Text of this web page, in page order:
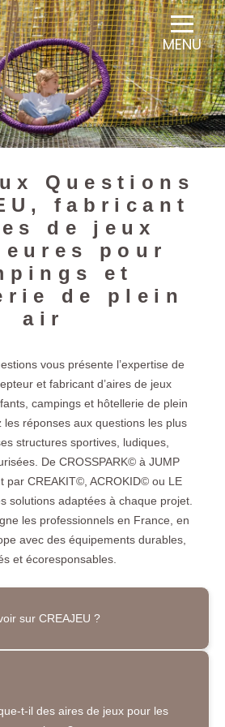
MENU
Questions
fabricant
de jeux
pour
et
de plein
air
vous présente l’expertise de
et fabricant d’aires de jeux
campings et hôtellerie de plein
les réponses aux questions les plus
structures sportives, ludiques,
De CROSSPARK© à JUMP
par CREAKIT©, ACROKID© ou LE
solutions adaptées à chaque projet.
les professionnels en France, en
avec des équipements durables,
et écoresponsables.
sur CREAJEU ?
et fabricant d’aires de jeux
sportives et d’aventure pour
et familles. Depuis plus de 15 ans,
t-il des aires de jeux pour les